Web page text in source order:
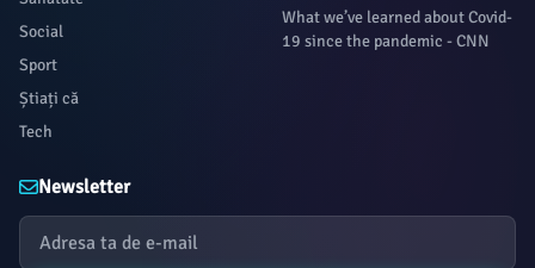
Social
Sport
Știați că
Tech
What we’ve learned about Covid-
19 since the pandemic - CNN
Newsletter